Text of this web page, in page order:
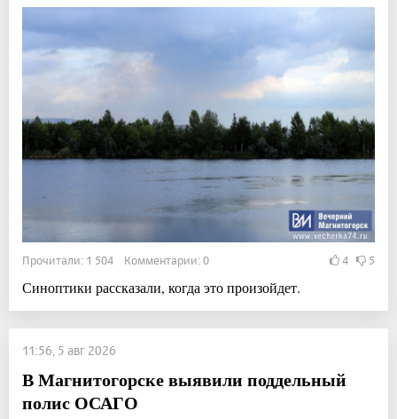
Прочитали: 1 504 Комментарии: 0 4 5
Синоптики рассказали, когда это произойдет.
11:56, 5 авг 2026
В Магнитогорске выявили поддельный
полис ОСАГО